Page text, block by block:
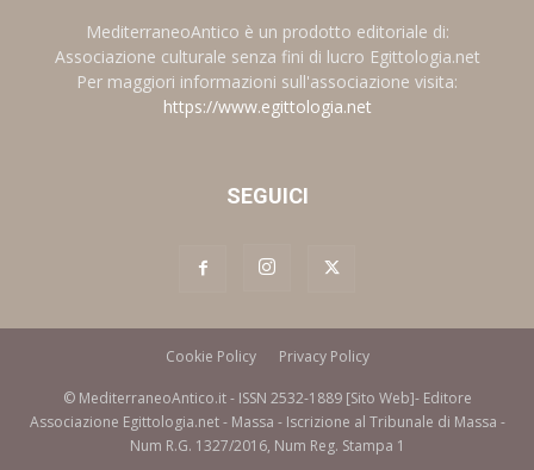
MediterraneoAntico è un prodotto editoriale di:
Associazione culturale senza fini di lucro Egittologia.net
Per maggiori informazioni sull'associazione visita:
https://www.egittologia.net
SEGUICI
Cookie Policy Privacy Policy
© MediterraneoAntico.it - ISSN 2532-1889 [Sito Web]- Editore
Associazione Egittologia.net - Massa - Iscrizione al Tribunale di Massa -
Num R.G. 1327/2016, Num Reg. Stampa 1